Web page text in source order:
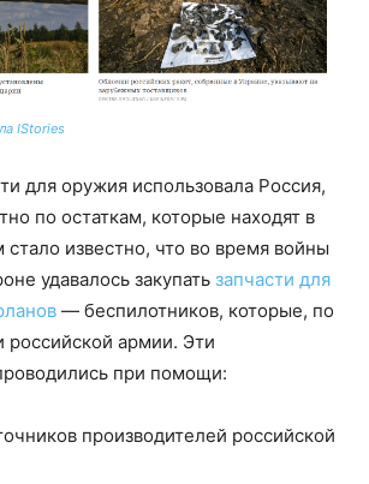
IStories
для оружия использовала Россия,
по остаткам, которые находят в
стало известно, что во время войны
удавалось закупать запчасти для
— беспилотников, которые, по
российской армии. Эти
при помощи:
производителей российской